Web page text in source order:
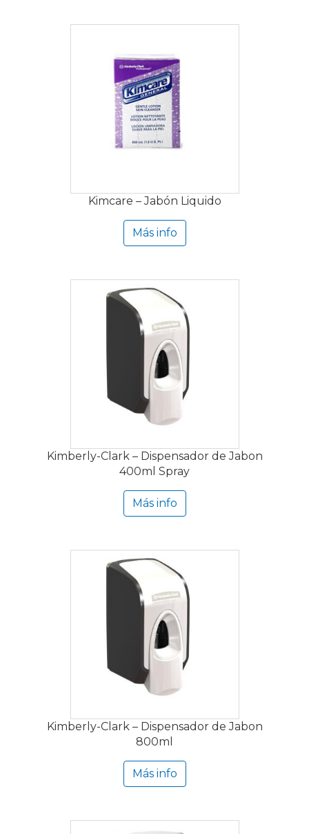
Kimcare – Jabón Liquido
Más info
Kimberly-Clark – Dispensador de Jabon
400ml Spray
Más info
Kimberly-Clark – Dispensador de Jabon
800ml
Más info